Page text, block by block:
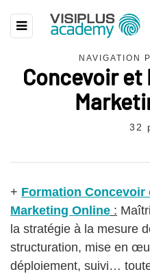
NAVIGATION
Concevoir et
32
+ Formation Concevoir
Marketing Online :
la stratégie à la mesure
structuration, mise en
déploiement, suivi…